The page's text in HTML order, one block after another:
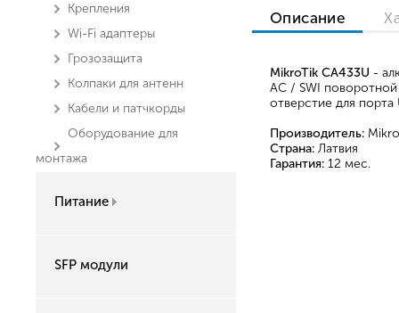
Крепления
Wi-Fi адаптеры
Грозозащита
Колпаки для антенн
Кабели и патчкорды
Оборудование для
монтажа
Питание
SFP модули
Описание
MikroTik CA433U -
AC / SWI
отверстие для порта
Производитель:
Страна: Латвия
Гарантия: 12 мес.